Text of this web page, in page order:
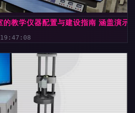
的教学仪器配置与建设指南 涵盖演示
19:47:08